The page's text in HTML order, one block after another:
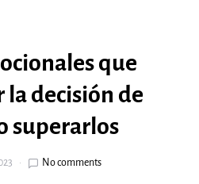
que
decisión de
superarlos
No comments